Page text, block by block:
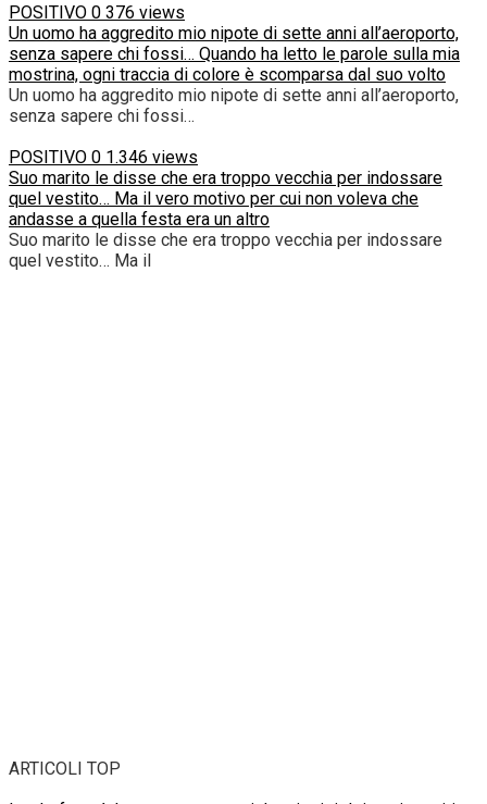
POSITIVO 0 376 views
Un uomo ha aggredito mio nipote di sette anni all’aeroporto,
senza sapere chi fossi… Quando ha letto le parole sulla mia
mostrina, ogni traccia di colore è scomparsa dal suo volto
Un uomo ha aggredito mio nipote di sette anni all’aeroporto,
senza sapere chi fossi…
POSITIVO 0 1.346 views
Suo marito le disse che era troppo vecchia per indossare
quel vestito… Ma il vero motivo per cui non voleva che
andasse a quella festa era un altro
Suo marito le disse che era troppo vecchia per indossare
quel vestito… Ma il
ARTICOLI TOP